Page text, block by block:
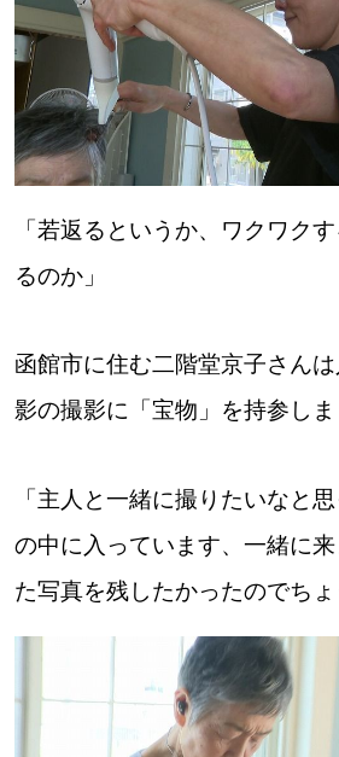
「若返るというか、ワクワク
るのか」
函館市に住む二階堂京子さん
影の撮影に「宝物」を持参しま
「主人と一緒に撮りたいなと
の中に入っています、一緒に
た写真を残したかったのでちょ